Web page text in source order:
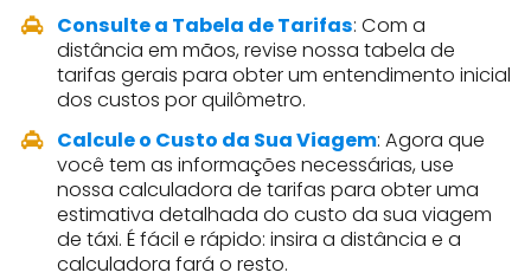
Consulte a Tabela de Tarifas: Com a
distância em mãos, revise nossa tabela de
tarifas gerais para obter um entendimento inicial
dos custos por quilômetro.
Calcule o Custo da Sua Viagem: Agora que
você tem as informações necessárias, use
nossa calculadora de tarifas para obter uma
estimativa detalhada do custo da sua viagem
de táxi. É fácil e rápido: insira a distância e a
calculadora fará o resto.